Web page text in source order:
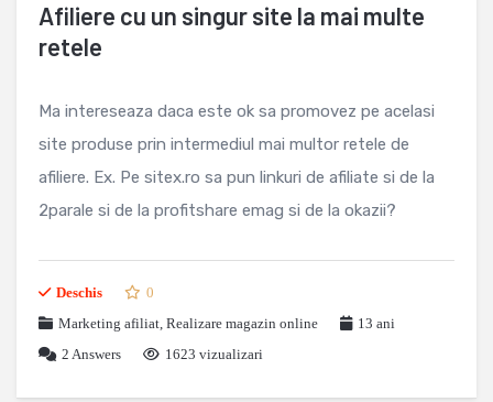
Afiliere cu un singur site la mai multe
retele
Ma intereseaza daca este ok sa promovez pe acelasi
site produse prin intermediul mai multor retele de
afiliere. Ex. Pe sitex.ro sa pun linkuri de afiliate si de la
2parale si de la profitshare emag si de la okazii?
Deschis
0
Marketing afiliat, Realizare magazin online
13 ani
2 Answers 1623 vizualizari